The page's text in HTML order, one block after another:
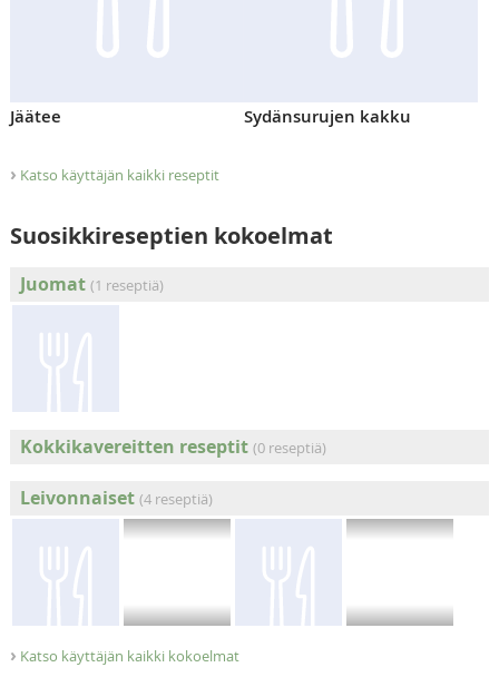
Jäätee Sydänsurujen kakku
› Katso käyttäjän kaikki reseptit
Suosikkireseptien kokoelmat
Juomat (1 reseptiä)
Kokkikavereitten reseptit (0 reseptiä)
Leivonnaiset (4 reseptiä)
› Katso käyttäjän kaikki kokoelmat